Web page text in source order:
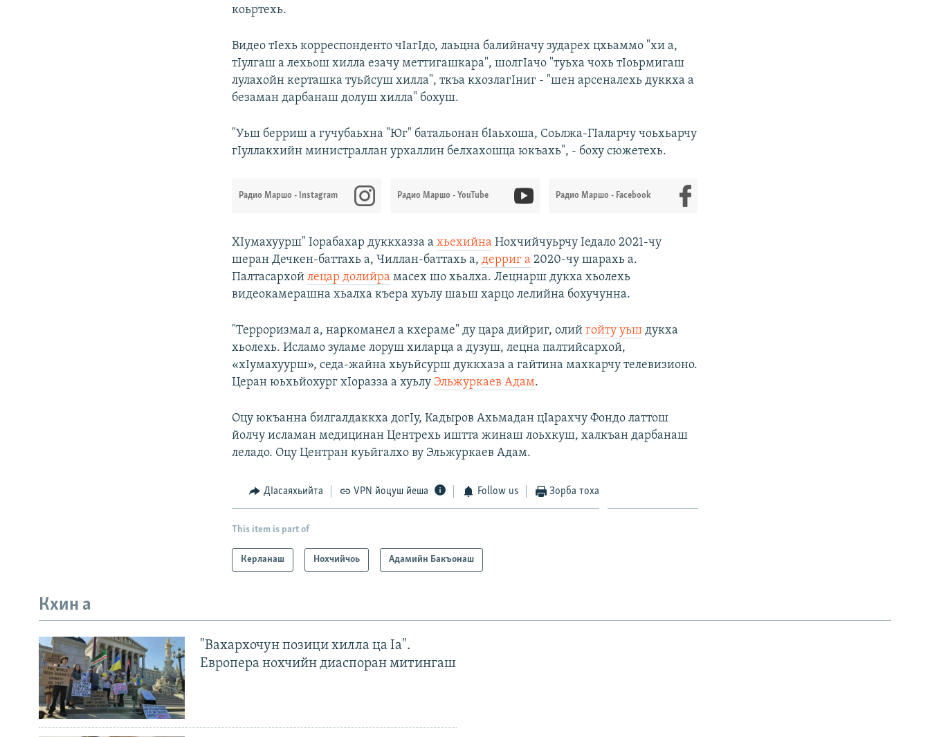
коьртехь.
Видео тIехь корреспонденто чIагIдо, лаьцна балийначу зударех цхьаммо "хи а,
тIулгаш а лехьош хилла езачу меттигашкара", шолгIачо "туьха чохь тIоьрмигаш
лулахойн керташка туьйсуш хилла", ткъа кхозлагIниг - "шен арсеналехь дуккха а
безаман дарбанаш долуш хилла" бохуш.
"Уьш берриш а гучубаьхна "Юг" батальонан бIаьхоша, Соьлжа-ГIаларчу чоьхьарчу
гIуллакхийн министраллан урхаллин белхахошца юкъахь", - боху сюжетехь.
Радио Маршо - Instagram Радио Маршо - YouTube Радио Маршо - Facebook
ХIумахуурш" Iорабахар дуккхазза ахьехийна Нохчийчуьрчу Iедало 2021-чу
шеран Дечкен-баттахь а, Чиллан-баттахь а,дерриг а 2020-чу шарахь а.
Палтасархойлецар долийра масех шо хьалха. Лецнарш дукха хьолехь
видеокамерашна хьалха къера хуьлу шаьш харцо лелийна бохучунна.
"Терроризмал а, наркоманел а кхераме" ду цара дийриг, олийгойту уьш дукха
хьолехь. Исламо зуламе лоруш хиларца а дузуш, лецна палтийсархой,
«хIумахуурш», седа-жайна хьуьйсурш дуккхаза а гайтина махкарчу телевизионо.
Церан юьхьйохург хIоразза а хуьлу Эльжуркаев Адам.
Оцу юкъанна билгалдаккха догIу, Кадыров Ахьмадан цIарахчу Фондо латтош
йолчу исламан медицинан Центрехь иштта жинаш лоьхкуш, халкъан дарбанаш
леладо. Оцу Центран куьйгалхо ву Эльжуркаев Адам.
ДIасаяхьийта VPN йоцуш йеша Follow us Зорба тоха
This item is part of
Керланаш Нохчийчоь Адамийн Бакъонаш
Кхин а
"Вахархочун позици хилла ца Iа".
Европера нохчийн диаспоран митингаш